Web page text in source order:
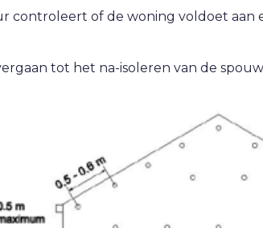
controleert of de woning voldoet aan
tot het na-isoleren van de